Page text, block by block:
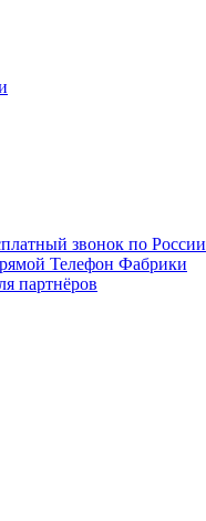
звонок по России
Телефон Фабрики
партнёров